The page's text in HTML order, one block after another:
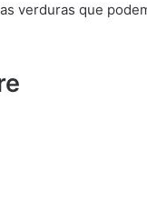
verduras que